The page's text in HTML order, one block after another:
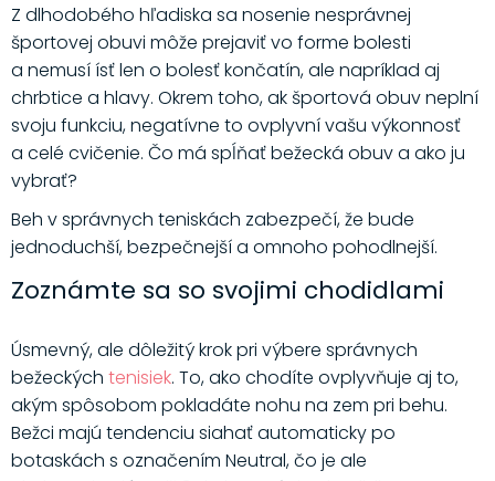
Z dlhodobého hľadiska sa nosenie nesprávnej
športovej obuvi môže prejaviť vo forme bolesti
a nemusí ísť len o bolesť končatín, ale napríklad aj
chrbtice a hlavy. Okrem toho, ak športová obuv neplní
svoju funkciu, negatívne to ovplyvní vašu výkonnosť
a celé cvičenie. Čo má spĺňať bežecká obuv a ako ju
vybrať?
Beh v správnych teniskách zabezpečí, že bude
jednoduchší, bezpečnejší a omnoho pohodlnejší.
Zoznámte sa so svojimi chodidlami
Úsmevný, ale dôležitý krok pri výbere správnych
bežeckých tenisiek. To, ako chodíte ovplyvňuje aj to,
akým spôsobom pokladáte nohu na zem pri behu.
Bežci majú tendenciu siahať automaticky po
botaskách s označením Neutral, čo je ale